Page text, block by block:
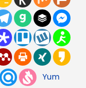
Yum